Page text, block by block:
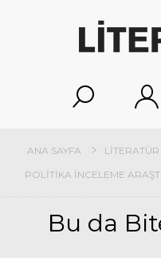
ANA SAYFA LITERATÜR
POLITIKA İNCELEME
Bu da